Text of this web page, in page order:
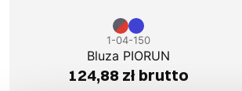
1-04-150
Bluza PIORUN
124,88 zł brutto